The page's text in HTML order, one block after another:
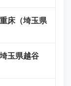
床（埼玉県
玉県越谷